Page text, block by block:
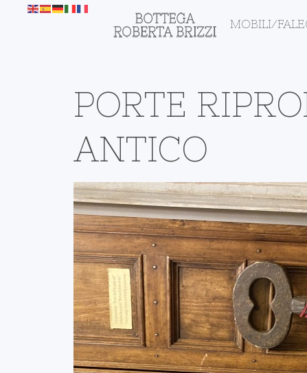
MOBILI/
PORTE
ANTICO